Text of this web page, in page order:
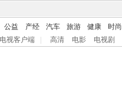
公益 产经 汽车 旅游 健康 时尚
视客户端 高清 电影 电视剧